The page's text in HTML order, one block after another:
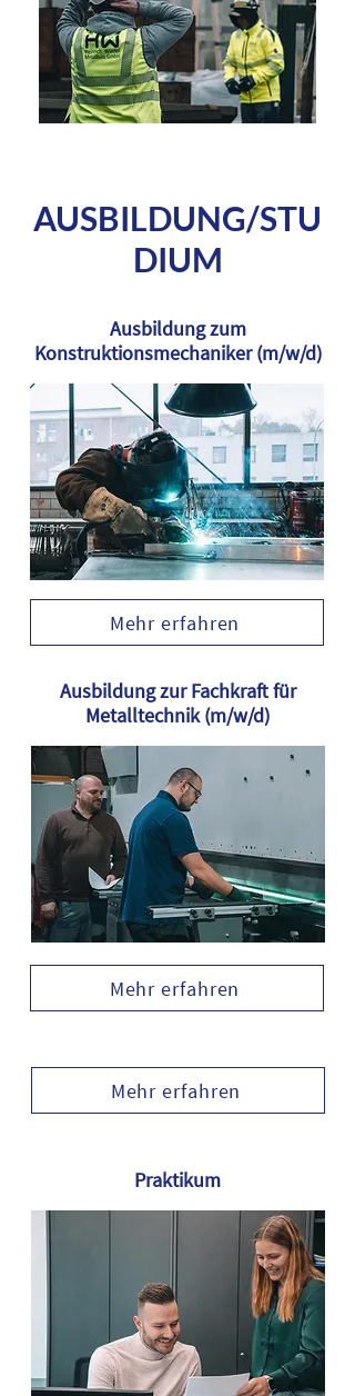
AUSBILDUNG/STU
DIUM
Ausbildung zum
Konstruktionsmechaniker (m/w/d)
Mehr erfahren
Ausbildung zur Fachkraft für
Metalltechnik (m/w/d)
Mehr erfahren
Mehr erfahren
Praktikum